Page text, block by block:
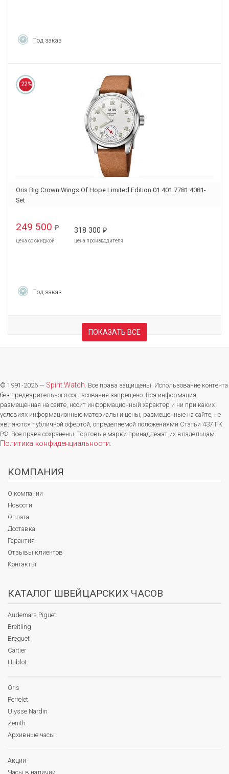
Под заказ
22%
Oris Big Crown Wings Of Hope Limited Edition 01 401 7781 4081-
Set
249 500 ₽
цена со скидкой
318 300 ₽
цена производителя
Под заказ
ПОКАЗАТЬ ВСЕ
© 1991-2026 — Spirit.Watch. Все права защищены. Использование контента
без предварительного согласования запрещено. Вся информация,
размещенная на сайте, носит информационный характер и ни при каких
условиях информационные материалы и цены, размещенные на сайте, не
являются публичной офертой, определяемой положениями Статьи 437 ГК
РФ. Все права сохранены. Торговые марки принадлежат их владельцам.
Политика конфиденциальности.
КОМПАНИЯ
О компании
Новости
Оплата
Доставка
Гарантия
Отзывы клиентов
Контакты
КАТАЛОГ ШВЕЙЦАРСКИХ ЧАСОВ
Audemars Piguet
Breitling
Breguet
Cartier
Hublot
Oris
Perrelet
Ulysse Nardin
Zenith
Архивные часы
Акции
Часы в наличии